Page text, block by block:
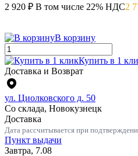
2 920 ₽ В том числе 22% НДС2
В корзину
Купить в 1
Доставка и Возврат
ул. Циолковского д. 50
Со склада, Новокузнецк
Доставка
Дата рассчитывается при
Пункт выдачи
Завтра, 7.08